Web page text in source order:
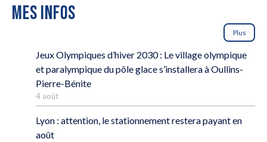
MES INFOS
Plus
Jeux Olympiques d’hiver 2030 : Le village olympique
et paralympique du pôle glace s’installera à Oullins-
Pierre-Bénite
4 août
Lyon : attention, le stationnement restera payant en
août